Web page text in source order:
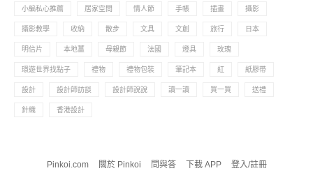
小編私心推薦 居家空間 情人節 手帳 插畫 攝影
攝影教學 收納 散步 文具 文創 旅行 日本
明信片 本地薑 母親節 法國 燈具 玫瑰
環遊世界找點子 禮物 禮物包裝 筆記本 紅 紙膠帶
設計 設計師訪談 設計師說說 讀一讀 買一買 送禮
針織 香港設計
Pinkoi.com 關於 Pinkoi 問與答 下載 APP 登入/註冊